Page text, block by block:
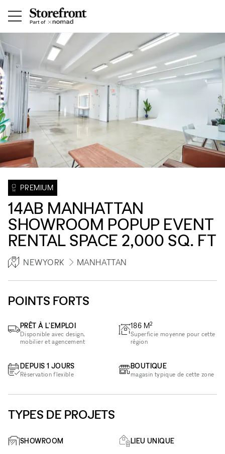
PREMIUM
14AB MANHATTAN
SHOWROOM POPUP EVENT
RENTAL SPACE 2,000 SQ. FT
NEWYORK MANHATTAN
POINTS FORTS
PRÊT À L'EMPLOI
Disponible avec design,
mobilier et agencement
DEPUIS 1 JOURS
Réservation flexible
186 M2
Superficie moyenne pour cette
région
BOUTIQUE
magasin typique de cette zone
TYPES DE PROJETS
SHOWROOM LIEU UNIQUE